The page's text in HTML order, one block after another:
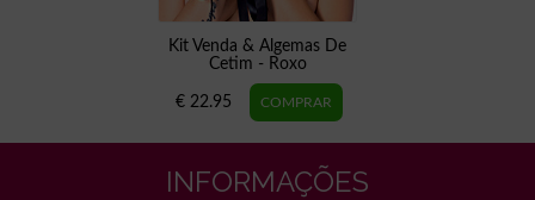
Kit Venda & Algemas De
Cetim - Roxo
€ 22.95
INFORMAÇÕES